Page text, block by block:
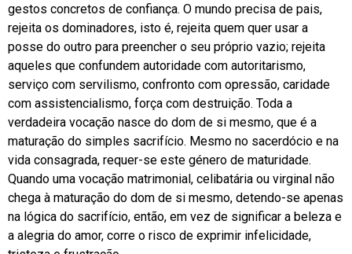
gestos concretos de confiança. O mundo precisa de pais,
rejeita os dominadores, isto é, rejeita quem quer usar a
posse do outro para preencher o seu próprio vazio; rejeita
aqueles que confundem autoridade com autoritarismo,
serviço com servilismo, confronto com opressão, caridade
com assistencialismo, força com destruição. Toda a
verdadeira vocação nasce do dom de si mesmo, que é a
maturação do simples sacrifício. Mesmo no sacerdócio e na
vida consagrada, requer-se este género de maturidade.
Quando uma vocação matrimonial, celibatária ou virginal não
chega à maturação do dom de si mesmo, detendo-se apenas
na lógica do sacrifício, então, em vez de significar a beleza e
a alegria do amor, corre o risco de exprimir infelicidade,